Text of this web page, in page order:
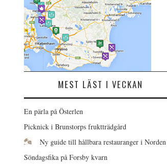
MEST LÄST I VECKAN
En pärla på Österlen
Picknick i Brunstorps fruktträdgård
Ny guide till hållbara restauranger i Norden
Söndagsfika på Forsby kvarn